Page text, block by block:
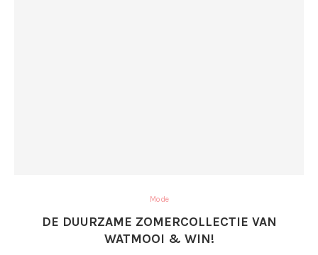
Mode
DE DUURZAME ZOMERCOLLECTIE VAN
WATMOOI & WIN!